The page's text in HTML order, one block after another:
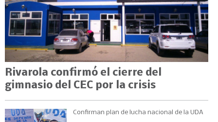
Rivarola confirmó el cierre del
gimnasio del CEC por la crisis
Confirman plan de lucha nacional de la UDA